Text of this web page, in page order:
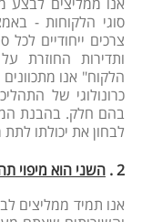
סוגי הלקוחות -
צרכים ייחודיים לכל
ותדירות החוזרת
הלקוח" אנו
כרונולוגי של
בהם חלק. בהבנת
לבחון את יכולתו לתת
2 . השני הוא מיפוי
אנו תמיד ממליצים